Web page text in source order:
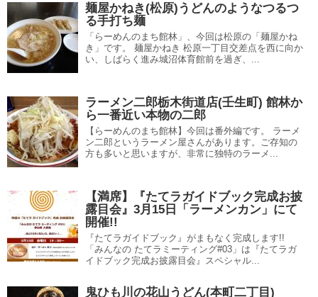
麺屋かねき(松原)うどんのようなつるつ
る手打ち麺
「らーめんのまち館林」、今回は松原の「麺屋かね
き」です。 麺屋かねき 松原一丁目交差点を西に向か
い、しばらく進み城沼体育館前を過ぎ、...
ラーメン二郎栃木街道店(壬生町) 館林か
ら一番近い本物の二郎
【らーめんのまち館林】今回は番外編です。 ラーメ
ン二郎というラーメン屋さんがあります。ご存知の
方も多いと思いますが、非常に独特のラーメ...
【満席】『たてラガイドブック完成お披
露目会』3月15日「ラーメンカン」にて
開催!!
『たてラガイドブック』がまもなく完成します!!
「みんなの たてラミーティング#03」は『たてラガ
イドブック完成お披露目会』スペシャル...
鬼ひも川の花山うどん(本町二丁目)